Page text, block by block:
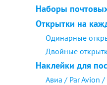
Наборы
Открытки на
Одинарные
Двойные
Наклейки для
Авиа / Par Avion